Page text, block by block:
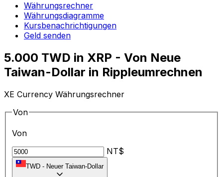
Währungsrechner
Währungsdiagramme
Kursbenachrichtigungen
Geld senden
5.000 TWD in XRP - Von Neue
Taiwan-Dollar in Rippleumrechnen
XE Currency Währungsrechner
Von
Von
NT$
TWD - Neuer Taiwan-Dollar